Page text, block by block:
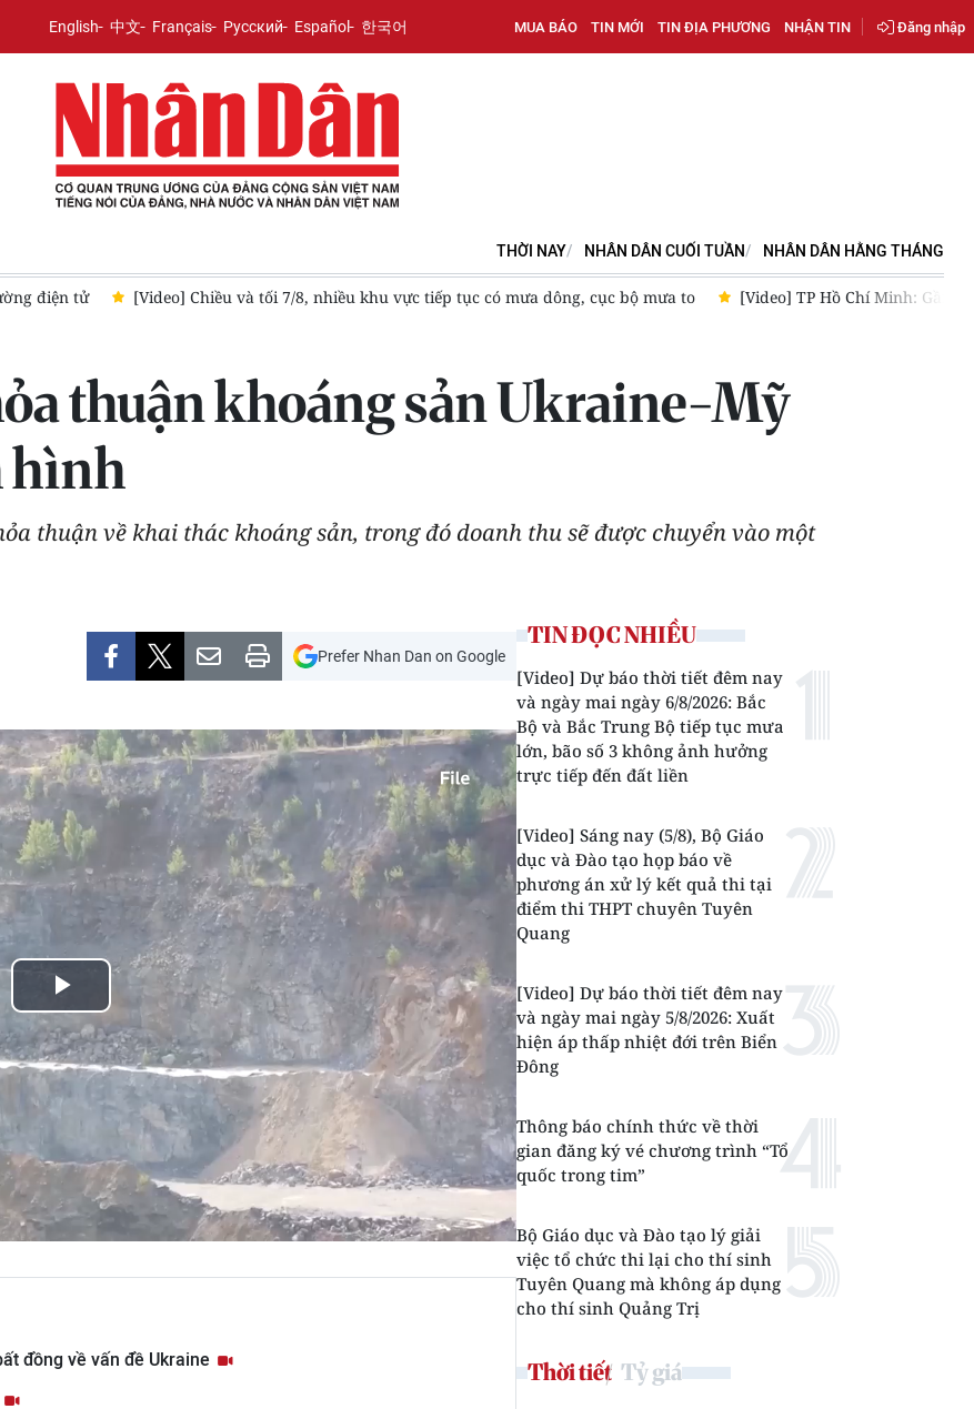
English 中文 Français Русский Español 한국어 MUA BÁO TIN MỚI TIN ĐỊA PHƯƠNG NHẬN TIN Đăng nhập
THỜI NAY NHÂN DÂN CUỐI TUẦN NHÂN DÂN HẰNG THÁNG
có mưa dông, cục bộ mưa to [Video] TP Hồ Chí Minh: Gần 10 triệu lượt khách đi xe buýt chỉ sau hơn một tháng
thuận khoáng sản Ukraine-Mỹ
hình
thuận về khai thác khoáng sản, trong đó doanh thu sẽ được chuyển vào một
Prefer Nhan Dan on Google
Play
Video
đồng về vấn đề Ukraine
TIN ĐỌC NHIỀU
[Video] Dự báo thời tiết đêm nay
và ngày mai ngày 6/8/2026: Bắc
Bộ và Bắc Trung Bộ tiếp tục mưa
lớn, bão số 3 không ảnh hưởng
trực tiếp đến đất liền
[Video] Sáng nay (5/8), Bộ Giáo
dục và Đào tạo họp báo về
phương án xử lý kết quả thi tại
điểm thi THPT chuyên Tuyên
Quang
[Video] Dự báo thời tiết đêm nay
và ngày mai ngày 5/8/2026: Xuất
hiện áp thấp nhiệt đới trên Biển
Đông
Thông báo chính thức về thời
gian đăng ký vé chương trình “Tổ
quốc trong tim”
Bộ Giáo dục và Đào tạo lý giải
việc tổ chức thi lại cho thí sinh
Tuyên Quang mà không áp dụng
cho thí sinh Quảng Trị
Thời tiết Tỷ giá